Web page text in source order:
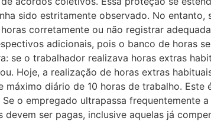
sido estritamente observado. No
corretamente ou não registrar
adicionais, pois o banco de horas
se o trabalhador realizava horas extras
Hoje, a realização de horas extras
diário de 10 horas de trabalho.
o empregado ultrapassa frequentemente
ser pagas, inclusive aquelas já